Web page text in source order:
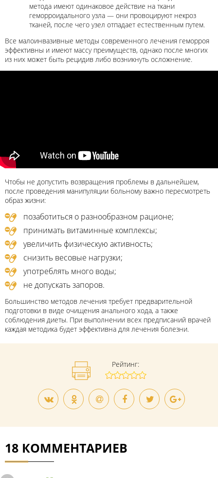
метода имеют одинаковое действие на ткани
геморроидального узла — они провоцируют некроз
тканей, после чего узел отпадает естественным путем.
Все малоинвазивные методы современного лечения геморроя
эффективны и имеют массу преимуществ, однако после многих
из них может быть рецидив либо возникнуть осложнение.
Чтобы не допустить возвращения проблемы в дальнейшем,
после проведения манипуляции больному важно пересмотреть
образ жизни:
позаботиться о разнообразном рационе;
принимать витаминные комплексы;
увеличить физическую активность;
снизить весовые нагрузки;
употреблять много воды;
не допускать запоров.
Большинство методов лечения требует предварительной
подготовки в виде очищения анального хода, а также
соблюдения диеты. При выполнении всех предписаний врачей
каждая методика будет эффективна для лечения болезни.
Рейтинг:
18 КОММЕНТАРИЕВ